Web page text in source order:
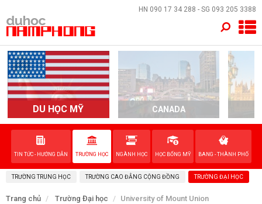
HN 090 17 34 288 - SG 093 205 3388
DU HỌC MỸ CANADA
TIN TỨC - HƯỚNG DẪN TRƯỜNG HỌC NGÀNH HỌC HỌC BỔNG MỸ BANG - THÀNH PHỐ
TRƯỜNG TRUNG HỌC TRƯỜNG CAO ĐẲNG CỘNG ĐỒNG TRƯỜNG ĐẠI HỌC
Trang chủ Trường Đại học University of Mount Union
×
TRANG CHỦ
QUỐC GIA
EVENTS
DỊCH VỤ
VỀ NAM PHONG